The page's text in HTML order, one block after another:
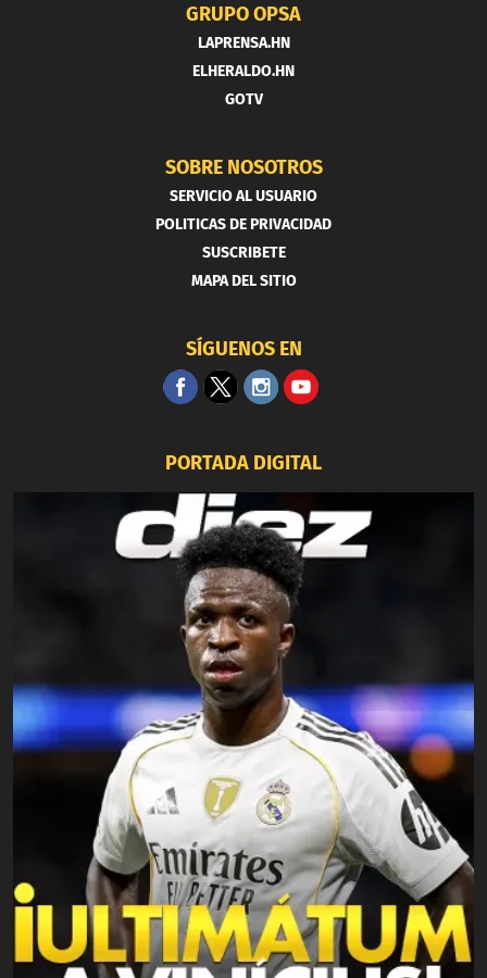
GRUPO OPSA
LAPRENSA.HN
ELHERALDO.HN
GOTV
SOBRE NOSOTROS
SERVICIO AL USUARIO
POLITICAS DE PRIVACIDAD
SUSCRIBETE
MAPA DEL SITIO
SÍGUENOS EN
PORTADA DIGITAL